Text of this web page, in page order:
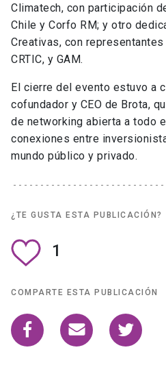
Climatech, con participación
Chile y Corfo RM; y otro
Creativas, con
CRTIC, y GAM.
El cierre del evento estuvo a
cofundador y CEO de Brota,
de networking abierta a todo
conexiones entre
mundo público y privado.
¿TE GUSTA ESTA PUBLICACIÓN?
1
COMPARTE ESTA PUBLICACIÓN